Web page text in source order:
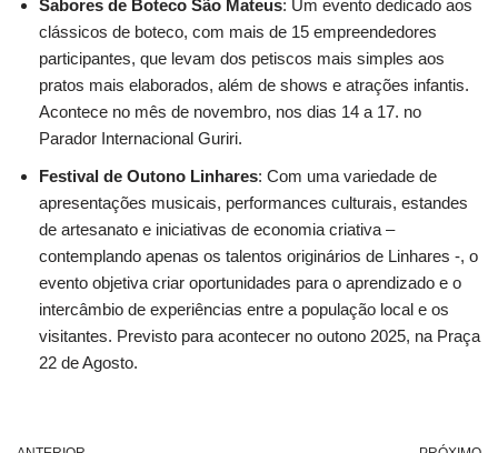
Sabores de Boteco São Mateus: Um evento dedicado aos
clássicos de boteco, com mais de 15 empreendedores
participantes, que levam dos petiscos mais simples aos
pratos mais elaborados, além de shows e atrações infantis.
Acontece no mês de novembro, nos dias 14 a 17. no
Parador Internacional Guriri.
Festival de Outono Linhares: Com uma variedade de
apresentações musicais, performances culturais, estandes
de artesanato e iniciativas de economia criativa –
contemplando apenas os talentos originários de Linhares -, o
evento objetiva criar oportunidades para o aprendizado e o
intercâmbio de experiências entre a população local e os
visitantes. Previsto para acontecer no outono 2025, na Praça
22 de Agosto.